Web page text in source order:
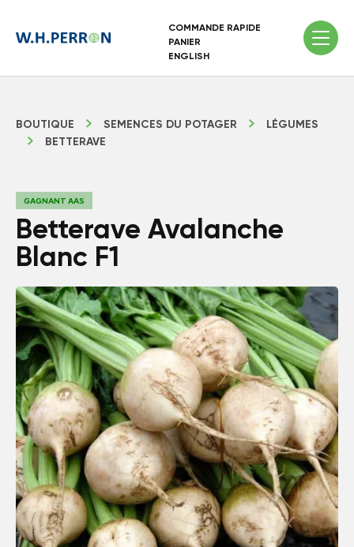
COMMANDE RAPIDE
PANIER
ENGLISH
BOUTIQUE SEMENCES DU POTAGER
LÉGUMES
BETTERAVE
GAGNANT AAS
Betterave Avalanche
Blanc F1